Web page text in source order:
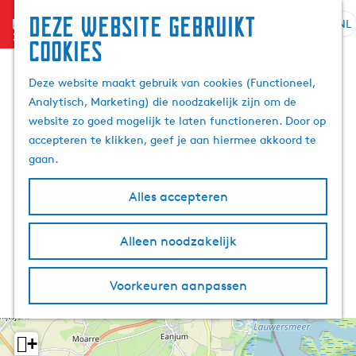
Deze website gebruikt
cookies
Deze website maakt gebruik van cookies (Functioneel,
Analytisch, Marketing) die noodzakelijk zijn om de
website zo goed mogelijk te laten functioneren. Door op
accepteren te klikken, geef je aan hiermee akkoord te
gaan.
Alles accepteren
Alleen noodzakelijk
Voorkeuren aanpassen
menu
G
a
n
a
a
r
e
o
e
e
e
S
i
d
NL
+